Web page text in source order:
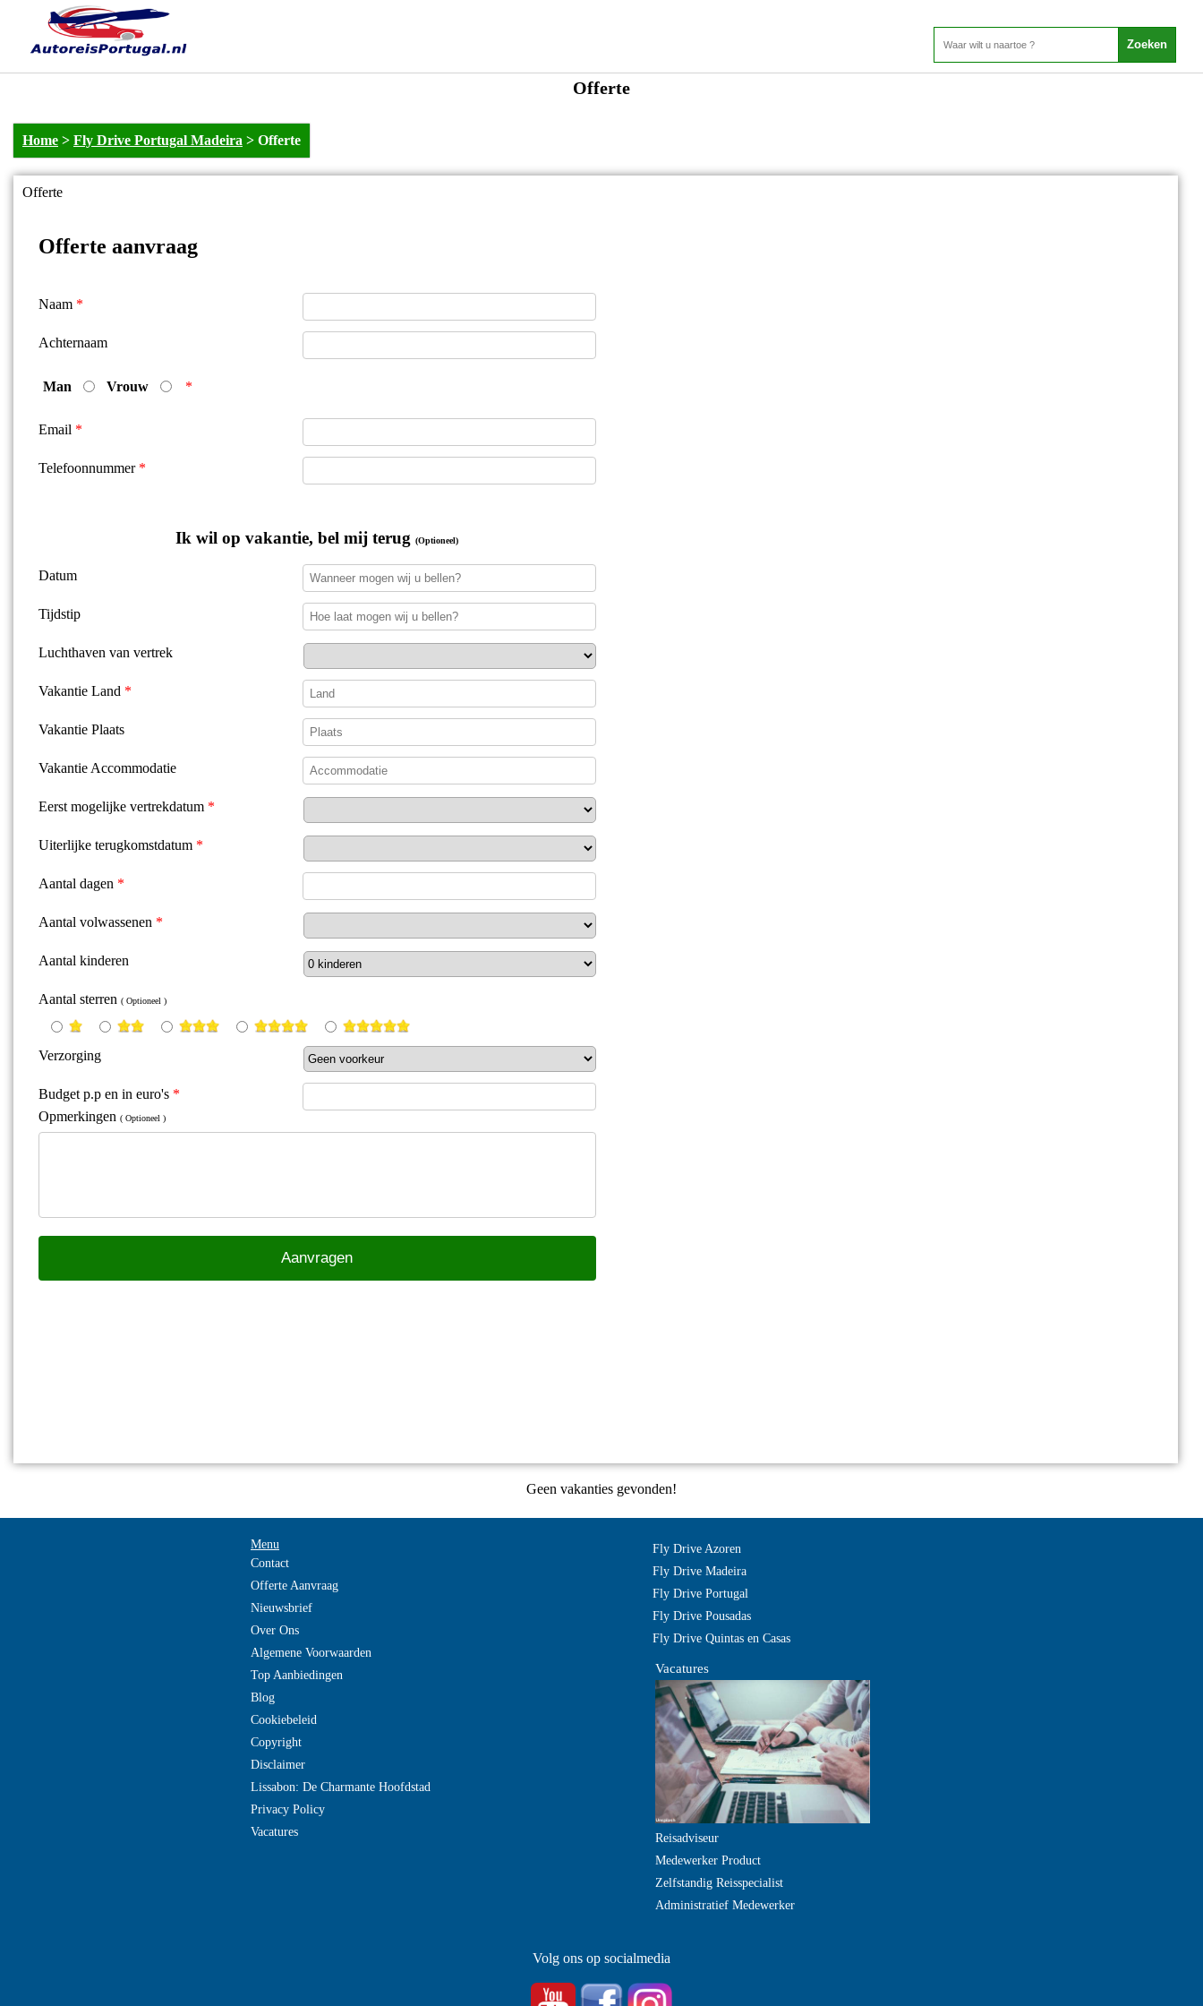
Offerte
Home > Fly Drive Portugal Madeira > Offerte
Offerte
Geen vakanties gevonden!
Menu
Contact
Offerte Aanvraag
Nieuwsbrief
Over Ons
Algemene Voorwaarden
Top Aanbiedingen
Blog
Cookiebeleid
Copyright
Disclaimer
Lissabon: De Charmante Hoofdstad
Privacy Policy
Vacatures
Fly Drive Azoren
Fly Drive Madeira
Fly Drive Portugal
Fly Drive Pousadas
Fly Drive Quintas en Casas
Vacatures
Reisadviseur
Medewerker Product
Zelfstandig Reisspecialist
Administratief Medewerker
Volg ons op socialmedia